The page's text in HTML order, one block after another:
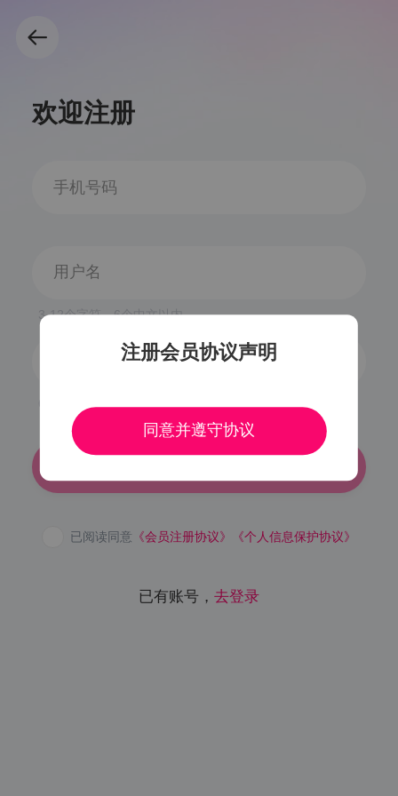
欢迎注册
3-12个字符，6个中文以内
已阅读同意 《会员注册协议》 《个人信息保护协议》
已有账号， 去登录
注册会员协议声明
同意并遵守协议